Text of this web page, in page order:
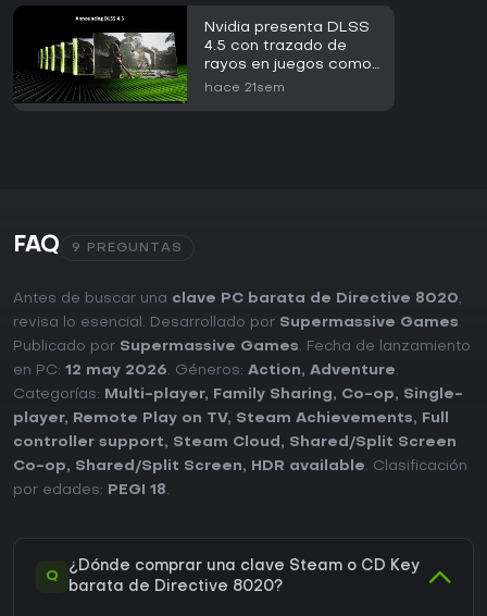
Nvidia presenta DLSS
4.5 con trazado de
rayos en juegos como
007 First Light y
hace 21sem
FAQ 9 PREGUNTAS
Antes de buscar una clave PC barata de Directive 8020,
revisa lo esencial. Desarrollado por Supermassive Games.
Publicado por Supermassive Games. Fecha de lanzamiento
en PC: 12 may 2026. Géneros: Action, Adventure.
Categorías:
Multi-player, Family Sharing, Co-op, Single-
player, Remote Play on TV, Steam Achievements,
Full
controller support, Steam Cloud , Shared/Split Screen
Co-op, Shared/Split Screen, HDR available. Clasificación
por edades:
PEGI 18.
Q
¿Dónde comprar una clave Steam o CD Key
barata de Directive 8020?